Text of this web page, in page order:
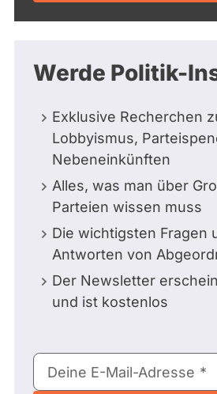
Werde Politik-
Exklusive Recherchen
Lobbyismus,
Nebeneinkünften
Alles, was man über
Parteien wissen muss
Die wichtigsten Fragen
Antworten von
Der Newsletter
und ist kostenlos
E-
Mail-
Deine E-Mail-Adresse